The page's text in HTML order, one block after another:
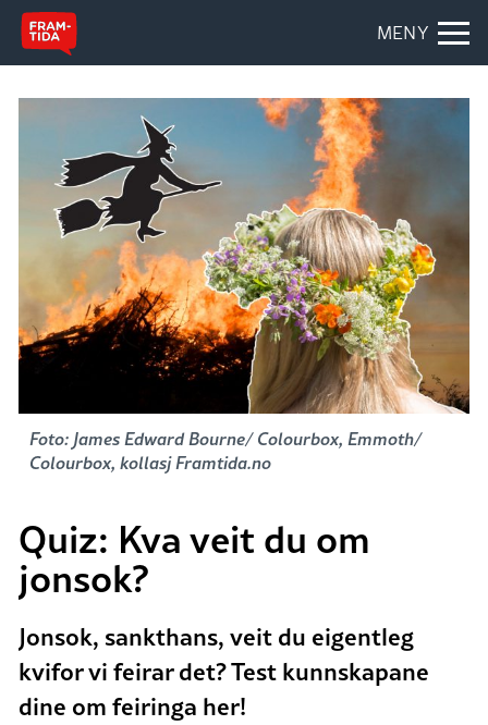
MENY
Foto: James Edward Bourne/ Colourbox, Emmoth/
Colourbox, kollasj Framtida.no
Quiz: Kva veit du om
jonsok?
Jonsok, sankthans, veit du eigentleg
kvifor vi feirar det? Test kunnskapane
dine om feiringa her!